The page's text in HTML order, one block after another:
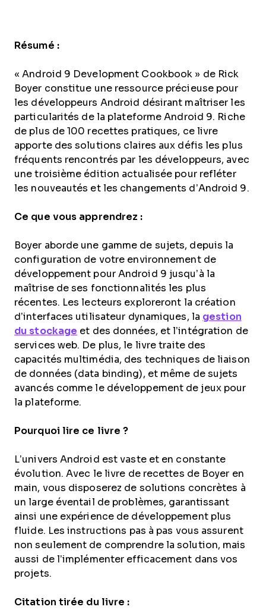
Résumé :
« Android 9 Development Cookbook » de Rick
Boyer constitue une ressource précieuse pour
les développeurs Android désirant maîtriser les
particularités de la plateforme Android 9. Riche
de plus de 100 recettes pratiques, ce livre
apporte des solutions claires aux défis les plus
fréquents rencontrés par les développeurs, avec
une troisième édition actualisée pour refléter
les nouveautés et les changements d’Android 9.
Ce que vous apprendrez :
Boyer aborde une gamme de sujets, depuis la
configuration de votre environnement de
développement pour Android 9 jusqu’à la
maîtrise de ses fonctionnalités les plus
récentes. Les lecteurs exploreront la création
d’interfaces utilisateur dynamiques, la gestion
du stockage et des données, et l’intégration de
services web. De plus, le livre traite des
capacités multimédia, des techniques de liaison
de données (data binding), et même de sujets
avancés comme le développement de jeux pour
la plateforme.
Pourquoi lire ce livre ?
L’univers Android est vaste et en constante
évolution. Avec le livre de recettes de Boyer en
main, vous disposerez de solutions concrètes à
un large éventail de problèmes, garantissant
ainsi une expérience de développement plus
fluide. Les instructions pas à pas vous assurent
non seulement de comprendre la solution, mais
aussi de l’implémenter efficacement dans vos
projets.
Citation tirée du livre :